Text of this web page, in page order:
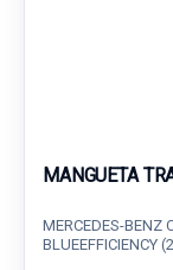
MANGUETA
MERCEDES-BENZ
BLUEEFFICIENCY